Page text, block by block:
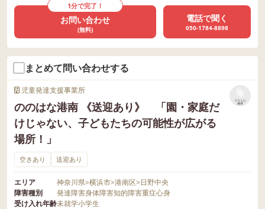
1分で完了！
お問い合わせ
(無料)
電話で聞く
050-1784-8898
まとめて問い合わせする
児童発達支援事業所
ののはな港南 《送迎あり》 「園・家庭だ
けじゃない、子どもたちの可能性が広がる
場所！」
リストに
保存
空きあり 送迎あり
エリア 神奈川県>横浜市>港南区>日野中央
障害種別
発達障害身体障害知的障害重症心身
受け入れ年齢未就学小学生